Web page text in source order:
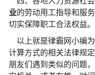
业的劳动用工指导和服
切实保障职工合法权益。
以上就是律霸网小编
计算方式的相关法律规
朋友们遇到类似的问题